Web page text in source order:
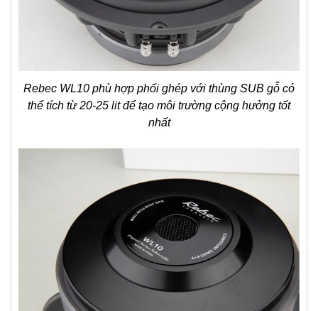
Rebec WL10 phù hợp phối ghép với thùng SUB gỗ có
thể tích từ 20-25 lit để tạo môi trường cộng hưởng tốt
nhất